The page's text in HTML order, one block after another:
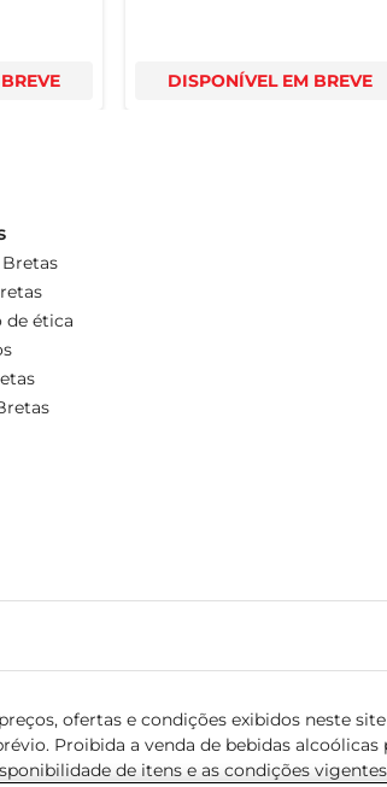
DISPONÍVEL EM BREVE
de ética
ofertas e condições exibidos neste
Proibida a venda de bebidas
de itens e as condições